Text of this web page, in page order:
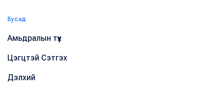
Бусад
Амьдралын түүх
Цэгцтэй Сэтгэх
Дэлхий